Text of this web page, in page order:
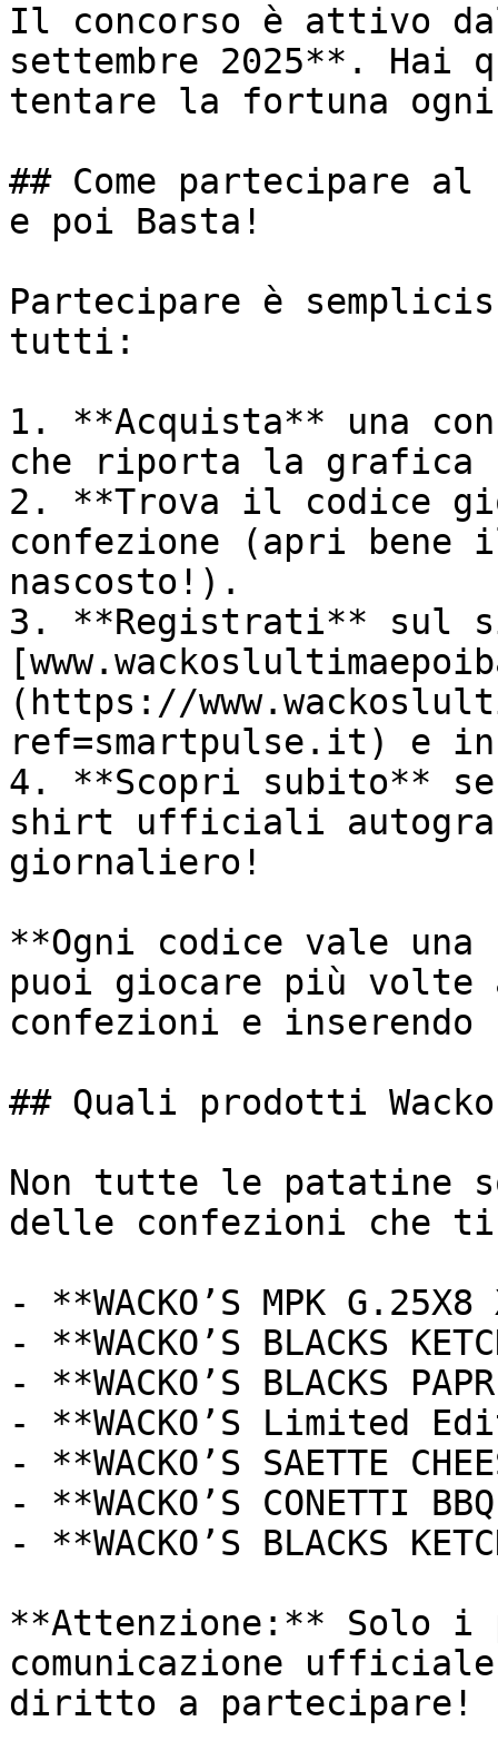
Il concorso è attivo
settembre 2025**. Hai
tentare la fortuna
## Come partecipare al
e poi Basta!
Partecipare è
tutti:
1. **Acquista** una
che riporta la grafica
2. **Trova il codice
confezione (apri
nascosto!).
3. **Registrati** sul
(https://
ref=smartpulse.it) e
4. **Scopri subito**
shirt ufficiali
giornaliero!
**Ogni codice vale
puoi giocare più volte
confezioni e
## Quali prodotti
Non tutte le patatine
delle confezioni che
- **WACKO’S MPK
- **WACKO’S BLACKS
- **WACKO’S BLACKS
- **WACKO’S Limited
- **WACKO’S SAETTE
- **WACKO’S CONETTI
- **WACKO’S BLACKS
**Attenzione:** Solo i
comunicazione
diritto a partecipare!